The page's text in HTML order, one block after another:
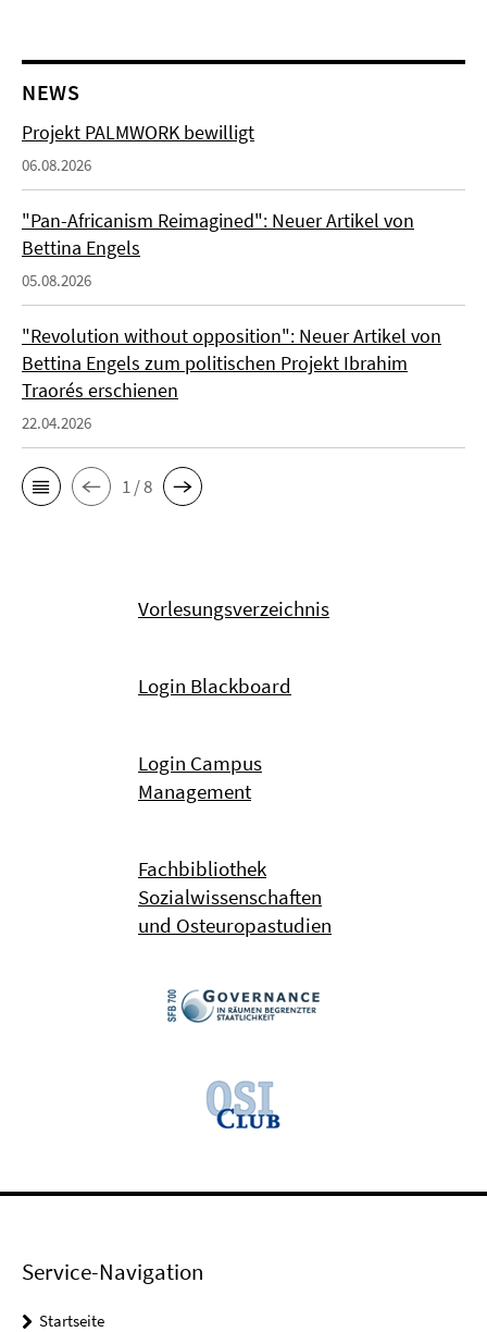
NEWS
Projekt PALMWORK bewilligt
06.08.2026
"Pan-Africanism Reimagined": Neuer Artikel von
Bettina Engels
05.08.2026
"Revolution without opposition": Neuer Artikel von
Bettina Engels zum politischen Projekt Ibrahim
Traorés erschienen
22.04.2026
1 / 8
Vorlesungsverzeichnis
Login Blackboard
Login Campus
Management
Fachbibliothek
Sozialwissenschaften
und Osteuropastudien
Service-Navigation
Startseite